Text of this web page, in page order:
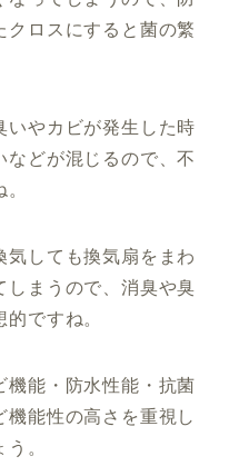
クロスにすると菌の繁
いやカビが発生した時
などが混じるので、不
気しても換気扇をまわ
しまうので、消臭や臭
ですね。
機能・防水性能・抗菌
能性の高さを重視し
。